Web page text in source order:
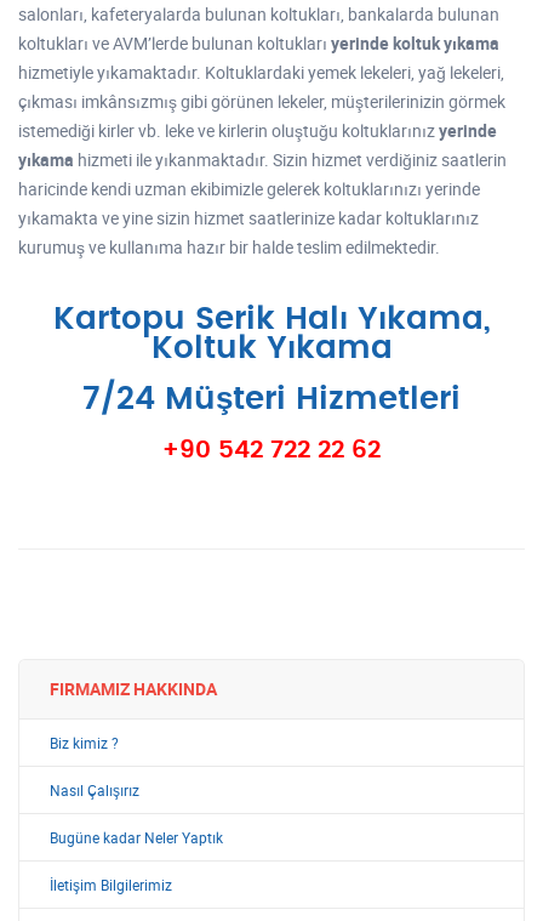
salonları, kafeteryalarda bulunan koltukları, bankalarda bulunan
koltukları ve AVM’lerde bulunan koltukları yerinde koltuk yıkama
hizmetiyle yıkamaktadır. Koltuklardaki yemek lekeleri, yağ lekeleri,
çıkması imkânsızmış gibi görünen lekeler, müşterilerinizin görmek
istemediği kirler vb. leke ve kirlerin oluştuğu koltuklarınızyerinde
yıkama hizmeti ile yıkanmaktadır. Sizin hizmet verdiğiniz saatlerin
haricinde kendi uzman ekibimizle gelerek koltuklarınızı yerinde
yıkamakta ve yine sizin hizmet saatlerinize kadar koltuklarınız
kurumuş ve kullanıma hazır bir halde teslim edilmektedir.
Kartopu Serik Halı Yıkama,
Koltuk Yıkama
7/24 Müşteri Hizmetleri
+90 542 722 22 62
FIRMAMIZ HAKKINDA
Biz kimiz ?
Nasıl Çalışırız
Bugüne kadar Neler Yaptık
İletişim Bilgilerimiz